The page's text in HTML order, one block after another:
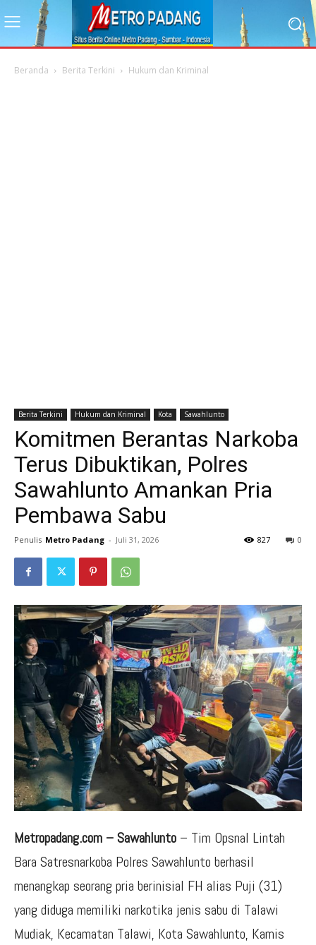
Beranda Berita Terkini Hukum dan Kriminal
Berita Terkini Hukum dan Kriminal Kota Sawahlunto
Komitmen Berantas Narkoba
Terus Dibuktikan, Polres
Sawahlunto Amankan Pria
Pembawa Sabu
Penulis Metro Padang - Juli 31, 2026 0
827
Metropadang.com – Sawahlunto – Tim Opsnal Lintah
Bara Satresnarkoba Polres Sawahlunto berhasil
menangkap seorang pria berinisial FH alias Puji (31)
yang diduga memiliki narkotika jenis sabu di Talawi
Mudiak, Kecamatan Talawi, Kota Sawahlunto, Kamis